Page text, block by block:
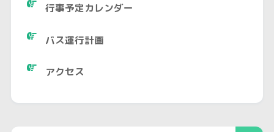
行事予定カレンダー
バス運行計画
アクセス